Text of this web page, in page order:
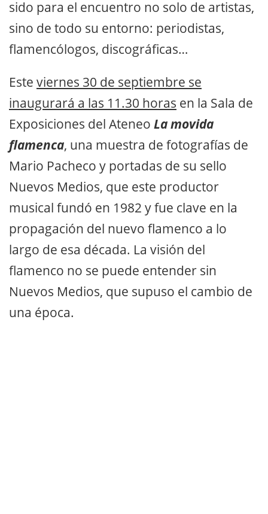
sido para el encuentro no solo de artistas,
sino de todo su entorno: periodistas,
flamencólogos, discográficas…
Este viernes 30 de septiembre se
inaugurará a las 11.30 horas en la Sala de
Exposiciones del Ateneo La movida
flamenca, una muestra de fotografías de
Mario Pacheco y portadas de su sello
Nuevos Medios, que este productor
musical fundó en 1982 y fue clave en la
propagación del nuevo flamenco a lo
largo de esa década. La visión del
flamenco no se puede entender sin
Nuevos Medios, que supuso el cambio de
una época.